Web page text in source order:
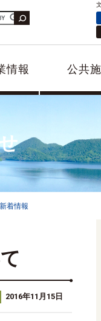
情報 公共
着情報
2016年11月15日